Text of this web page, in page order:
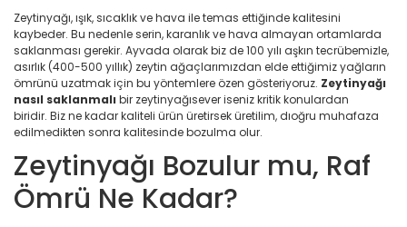
Zeytinyağı, ışık, sıcaklık ve hava ile temas ettiğinde kalitesini
kaybeder. Bu nedenle serin, karanlık ve hava almayan ortamlarda
saklanması gerekir. Ayvada olarak biz de 100 yılı aşkın tecrübemizle,
asırlık (400-500 yıllık) zeytin ağaçlarımızdan elde ettiğimiz yağların
ömrünü uzatmak için bu yöntemlere özen gösteriyoruz. Zeytinyağı
nasıl saklanmalı bir zeytinyağısever iseniz kritik konulardan
biridir. Biz ne kadar kaliteli ürün üretirsek üretilim, dıoğru muhafaza
edilmedikten sonra kalitesinde bozulma olur.
Zeytinyağı Bozulur mu, Raf
Ömrü Ne Kadar?